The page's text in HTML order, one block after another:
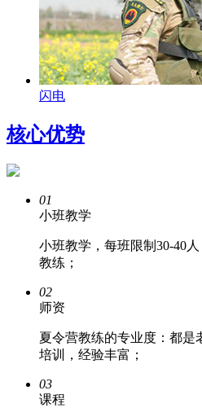
闪电
核心优势
01
小班教学
小班教学，每班限制30-40
教练；
02
师资
夏令营教练的专业度：都是
培训，经验丰富；
03
课程